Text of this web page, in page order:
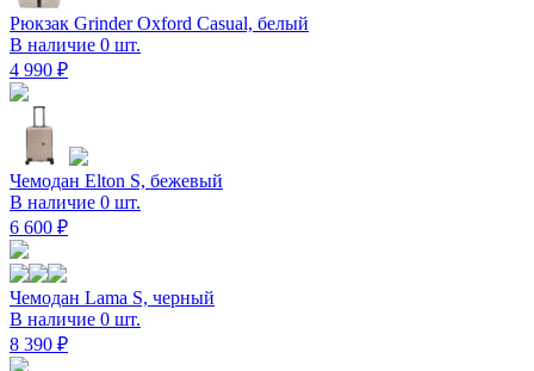
Рюкзак Grinder Oxford Casual, белый
В наличие 0 шт.
4 990 ₽
Чемодан Elton S, бежевый
В наличие 0 шт.
6 600 ₽
Чемодан Lama S, черный
В наличие 0 шт.
8 390 ₽